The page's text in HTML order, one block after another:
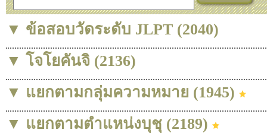
▼ ข้อสอบวัดระดับ JLPT (2040)
▼ โจโยคันจิ (2136)
▼ แยกตามกลุ่มความหมาย (1945)
▼ แยกตามตำแหน่งบุชุ (2189)